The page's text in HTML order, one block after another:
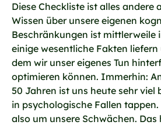
Diese Checkliste ist alles andere
Wissen über unsere eigenen
Beschränkungen ist mittlerweile
einige wesentliche Fakten liefern
dem wir unser eigenes Tun
optimieren können. Immerhin:
50 Jahren ist uns heute sehr viel
in psychologische Fallen
also um unsere Schwächen.